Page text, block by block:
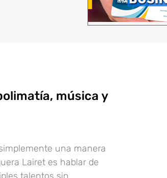
música y
una manera
Lairet es hablar de